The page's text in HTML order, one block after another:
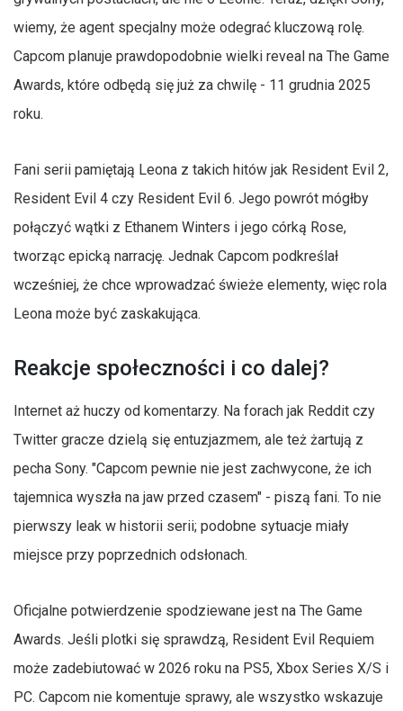
wiemy, że agent specjalny może odegrać kluczową rolę.
Capcom planuje prawdopodobnie wielki reveal na The Game
Awards, które odbędą się już za chwilę - 11 grudnia 2025
roku.
Fani serii pamiętają Leona z takich hitów jak Resident Evil 2,
Resident Evil 4 czy Resident Evil 6. Jego powrót mógłby
połączyć wątki z Ethanem Winters i jego córką Rose,
tworząc epicką narrację. Jednak Capcom podkreślał
wcześniej, że chce wprowadzać świeże elementy, więc rola
Leona może być zaskakująca.
Reakcje społeczności i co dalej?
Internet aż huczy od komentarzy. Na forach jak Reddit czy
Twitter gracze dzielą się entuzjazmem, ale też żartują z
pecha Sony. "Capcom pewnie nie jest zachwycone, że ich
tajemnica wyszła na jaw przed czasem" - piszą fani. To nie
pierwszy leak w historii serii; podobne sytuacje miały
miejsce przy poprzednich odsłonach.
Oficjalne potwierdzenie spodziewane jest na The Game
Awards. Jeśli plotki się sprawdzą, Resident Evil Requiem
może zadebiutować w 2026 roku na PS5, Xbox Series X/S i
PC. Capcom nie komentuje sprawy, ale wszystko wskazuje